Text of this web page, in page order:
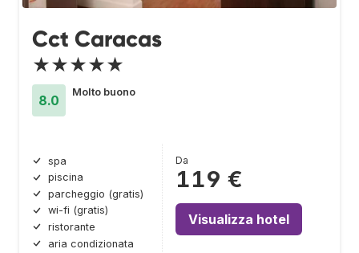
Cct Caracas
★★★★★
8.0
Molto buono
spa
piscina
parcheggio (gratis)
wi-fi (gratis)
ristorante
aria condizionata
Da
119 €
Visualizza hotel